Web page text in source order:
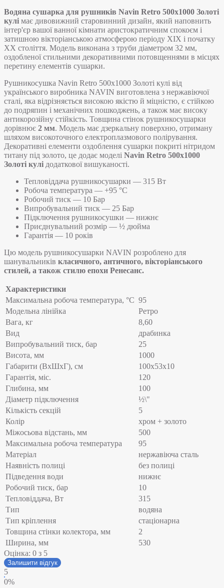
Водяна сушарка для рушників Navin Retro 500х1000 Золоті
кулі​ має дивовижний старовинний дизайн, який наповнить
інтер'єр вашої ванної кімнати аристократичним спокоєм і
затишною вікторіанською атмосферою періоду XIX і початку
XX століття. Модель виконана з труби діаметром 32 мм,
оздобленої стильними декоративними потовщеннями в місцях
перетину елементів сушарки.
Рушникосушка Navin Retro 500х1000 Золоті кулі від
українського виробника NAVIN виготовлена з нержавіючої
сталі, яка відрізняється високою якістю й міцністю, є стійкою
до подряпин і механічних пошкоджень, а також має високу
антикорозійну стійкість. Товщина стінок рушникосушарки
дорівнює 2 мм. Модель має дзеркальну поверхню, отриману
шляхом високоточного електроплазмового полірування.
Декоративні елементи оздоблення сушарки покриті нітридом
титану під золото, це додає моделі Navin Retro 500х1000
Золоті кулі додаткової вишуканості.
Тепловіддача рушникосушарки — 315 Вт
Робоча температура — +95 °C
Робочий тиск — 10 Бар
Випробувальний тиск — 25 Бар
Підключення рушникосушки — нижнє
Приєднувальний розмір — ½ дюйма
Гарантія — 10 років
Цю модель рушникосушарки NAVIN розроблено для
шанувальників класичного, античного, вікторіанського
стилей, а також стилю епохи Ренесанс.
Характеристики
Максимальна робоча температура, °C 95
Модельна лінійка
Ретро
Вага, кг
8,60
Вид
драбинка
Випробувальний тиск, бар
25
Висота, мм
1000
Габарити (ВхШхГ), см
100x53x10
Гарантія, міс.
120
Глибина, мм
100
Діаметр підключення
½\"
Кількість секцій
5
Колір
хром + золото
Міжосьова відстань, мм
500
Максимальна робоча температура
95
Матеріал
нержавіюча сталь
Наявність полиці
без полиці
Підведення води
нижнє
Робочий тиск, бар
10
Тепловіддача, Вт
315
Тип
водяна
Тип кріплення
стаціонарна
Товщина стінки колектора, мм
2
Ширина, мм
530
Оцінка: 0 з 5
Залишити відгук
5
0%